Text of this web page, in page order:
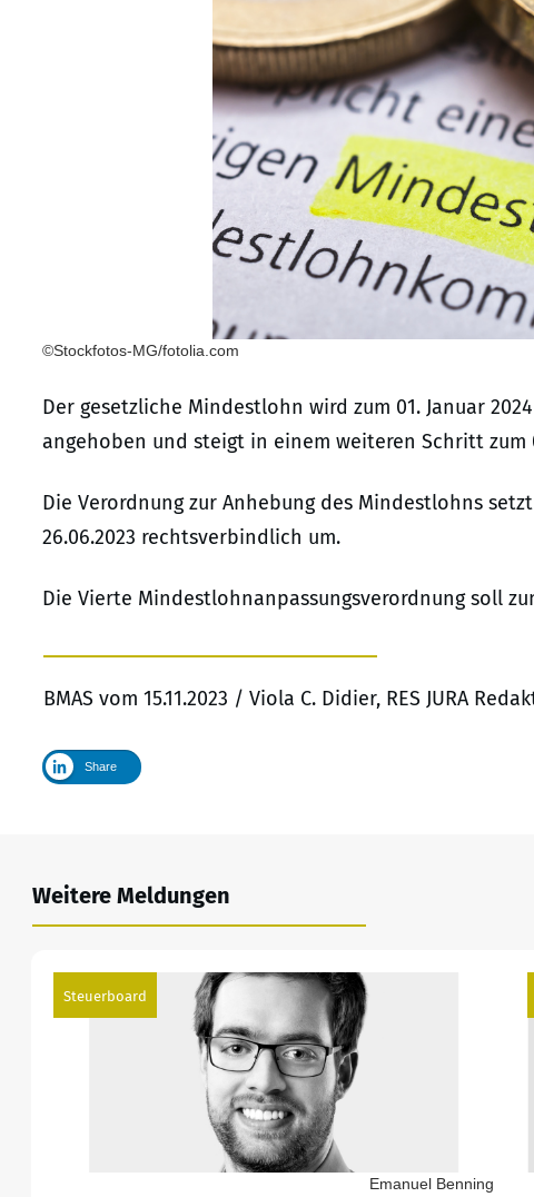
©Stockfotos-MG/fotolia.com
Der gesetzliche Mindestlohn wird zum 01. Januar
angehoben und steigt in einem weiteren Schritt zum
Die Verordnung zur Anhebung des Mindestlohns
26.06.2023 rechtsverbindlich um.
Die Vierte Mindestlohnanpassungsverordnung soll
BMAS vom 15.11.2023 / Viola C. Didier, RES JURA
Share
Weitere Meldungen
Steuerboard
Emanuel Benning